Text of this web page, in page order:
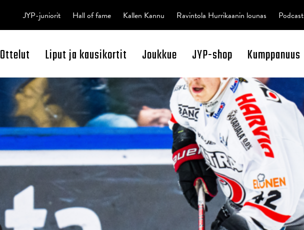
Open Search
Ottelut Liput ja kausikortit Joukkue JYP-shop Kumppanuus
JYP-juniorit Hall of fame Kallen Kannu Ravintola Hurrikaanin lounas Podcast